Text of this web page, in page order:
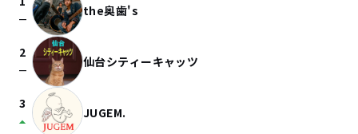
check_indeterminate_small the奥歯's
2
check_indeterminate_small 仙台シティーキャッツ
3
arrow_drop_up JUGEM.